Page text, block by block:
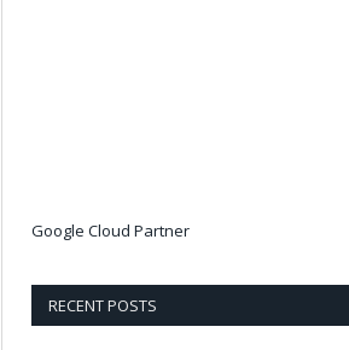
Google Cloud Partner
RECENT POSTS